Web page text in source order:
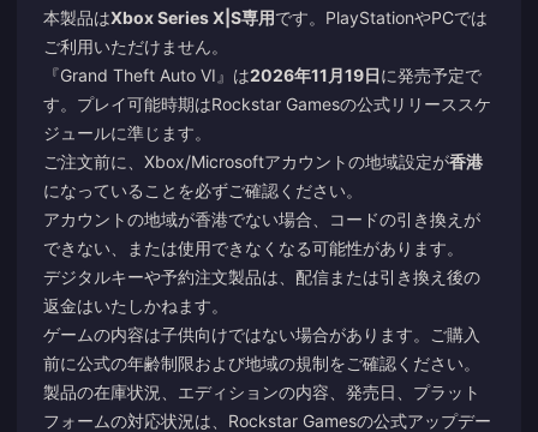
本製品はXbox Series X|S専用です。PlayStationやPCでは
ご利用いただけません。
『Grand Theft Auto VI』は2026年11月19日に発売予定で
す。プレイ可能時期はRockstar Gamesの公式リリーススケ
ジュールに準じます。
ご注文前に、Xbox/Microsoftアカウントの地域設定が香港
になっていることを必ずご確認ください。
アカウントの地域が香港でない場合、コードの引き換えが
できない、または使用できなくなる可能性があります。
デジタルキーや予約注文製品は、配信または引き換え後の
返金はいたしかねます。
ゲームの内容は子供向けではない場合があります。ご購入
前に公式の年齢制限および地域の規制をご確認ください。
製品の在庫状況、エディションの内容、発売日、プラット
フォームの対応状況は、Rockstar Gamesの公式アップデー